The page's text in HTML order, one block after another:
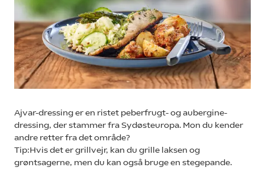
Ajvar-dressing er en ristet peberfrugt- og aubergine-
dressing, der stammer fra Sydøsteuropa. Mon du kender
andre retter fra det område?
Tip:Hvis det er grillvejr, kan du grille laksen og
grøntsagerne, men du kan også bruge en stegepande.